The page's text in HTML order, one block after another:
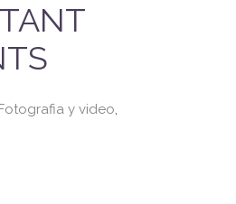
y video,